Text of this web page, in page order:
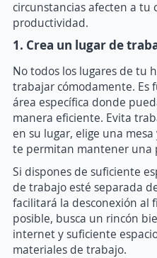
circunstancias afecten a tu
productividad.
1. Crea un lugar de
No todos los lugares de tu
trabajar cómodamente.
área específica donde
manera eficiente. Evita
en su lugar, elige una
te permitan mantener una
Si dispones de suficiente
de trabajo esté separada
facilitará la desconexión al
posible, busca un rincón
internet y suficiente
materiales de trabajo.